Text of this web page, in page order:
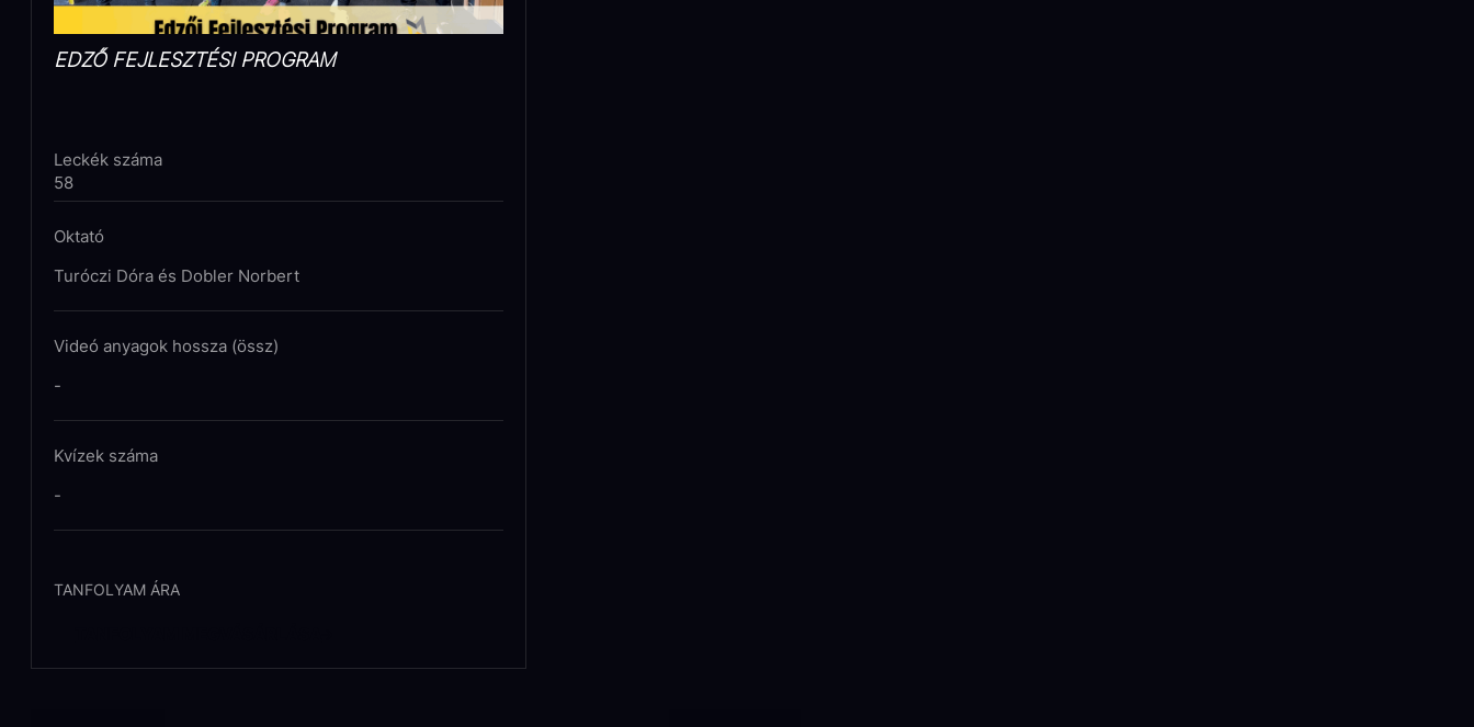
EDZŐ FEJLESZTÉSI PROGRAM
Leckék száma
58
Oktató
Turóczi Dóra és Dobler Norbert
Videó anyagok hossza (össz)
-
Kvízek száma
-
TANFOLYAM ÁRA